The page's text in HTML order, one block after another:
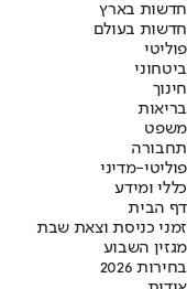
חדשות בארץ
חדשות בעולם
פוליטי
ביטחוני
חינוך
בריאות
משפט
תחבורה
פוליטי-מדיני
כללי ומידע
דף הבית
זמני כניסת וצאת שבת
מגזין השבוע
בחירות 2026